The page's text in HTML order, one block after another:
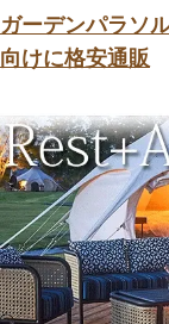
ガーデンパラソ
向けに格安通販